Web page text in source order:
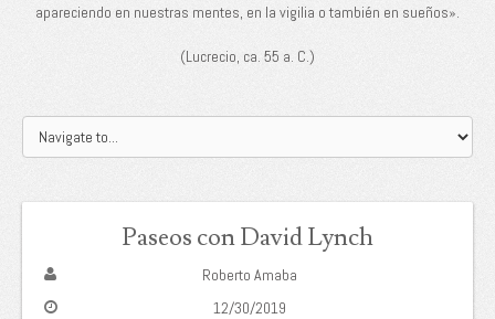
apareciendo en nuestras mentes, en la vigilia o también en sueños».
(Lucrecio, ca. 55 a. C.)
Paseos con David Lynch
Roberto Amaba
12/30/2019